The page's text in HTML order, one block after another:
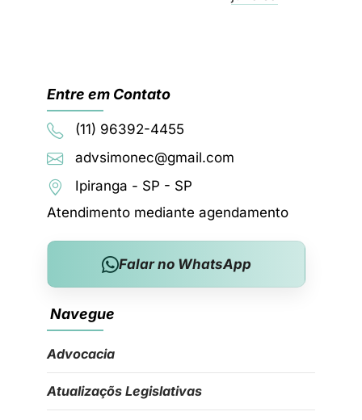
Entre em Contato
(11) 96392-4455
advsimonec@gmail.com
Ipiranga - SP - SP
Atendimento mediante agendamento
Falar no WhatsApp
Navegue
Advocacia
Atualizaçõs Legislativas